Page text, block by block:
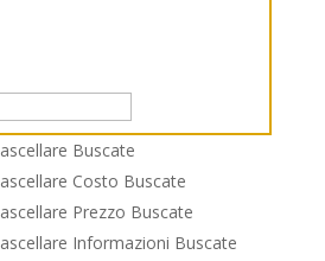
Buscate
Costo Buscate
Prezzo Buscate
Informazioni Buscate